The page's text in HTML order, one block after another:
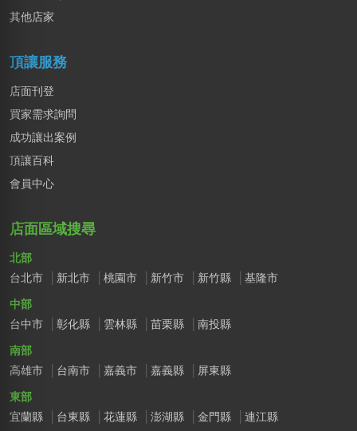
高雄市｜預算 30萬~50萬元
高雄市｜預算 30萬~50萬元
其他店家
頂讓服務
店面刊登
買家需求詢問
成功讓出案例
頂讓百科
會員中心
店面區域搜尋
北部
台北市
新北市 桃園市 新竹市 新竹縣
基隆市
中部
台中市
彰化縣 雲林縣 苗栗縣
南投縣
南部
高雄市
台南市 嘉義市 嘉義縣
屏東縣
東部
宜蘭縣
台東縣 花蓮縣 澎湖縣 金門縣 連江縣